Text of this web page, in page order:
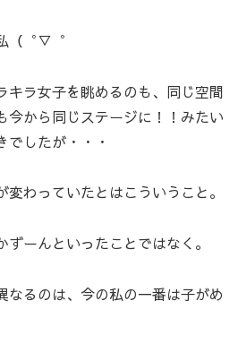
（゜▽゜
キラ女子を眺めるのも、同じ空間
今から同じステージに！！みたい
でしたが・・・
わっていたとはこういうこと。
ーんといったことではなく。
なるのは、今の私の一番は子がめ